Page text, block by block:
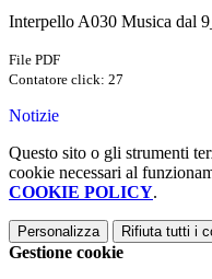
Interpello A030 Musica dal
File PDF
Contatore click: 27
Notizie
Questo sito o gli strumenti
cookie necessari al
COOKIE POLICY.
Personalizza Rifiuta tutti i
Gestione cookie